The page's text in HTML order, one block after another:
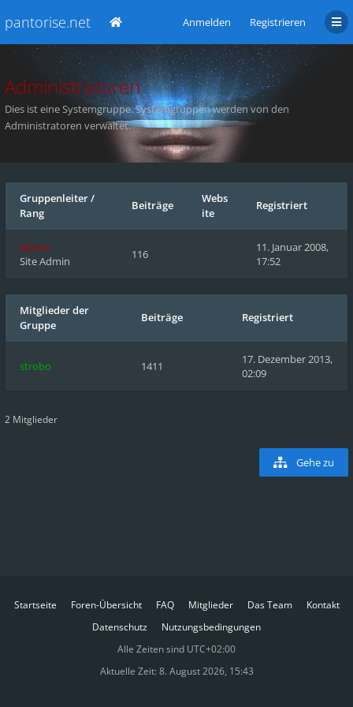
pantorise.net Anmelden Registrieren
Administratoren
Dies ist eine Systemgruppe. Systemgruppen werden von den
Administratoren verwaltet.
Gruppenleiter/
Rang
Beiträge
Webs
ite
Registriert
admin
Site Admin
116
11. Januar 2008,
17:52
Mitglieder der
Gruppe
Beiträge Registriert
strobo 1411
17. Dezember 2013,
02:09
2 Mitglieder
Gehe zu
Startseite Foren-Übersicht FAQ Mitglieder Das Team
Kontakt
Datenschutz
Nutzungsbedingungen
Alle Zeiten sind UTC+02:00
Aktuelle Zeit: 8. August 2026, 15:43